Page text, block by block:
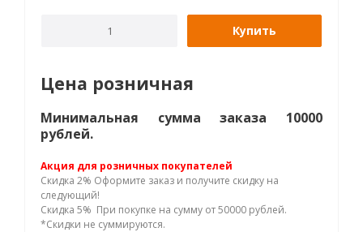
Купить
Цена розничная
Минимальная сумма заказа 10000
рублей.
Акция для розничных покупателей
Скидка 2% Оформите заказ и получите скидку на
следующий!
Скидка 5% При покупке на сумму от 50000 рублей.
*Скидки не суммируются.